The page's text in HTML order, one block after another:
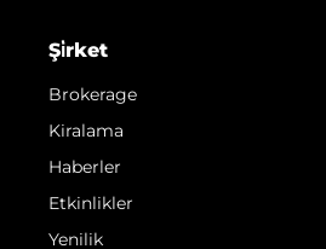
Şi̇rket
Brokerage
Kiralama
Haberler
Etkinlikler
Yenilik